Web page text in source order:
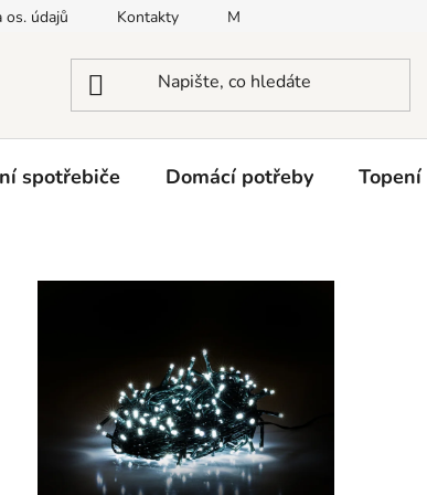
os. údajů Kontakty Moje objednávka
spotřebiče Domácí potřeby Topení